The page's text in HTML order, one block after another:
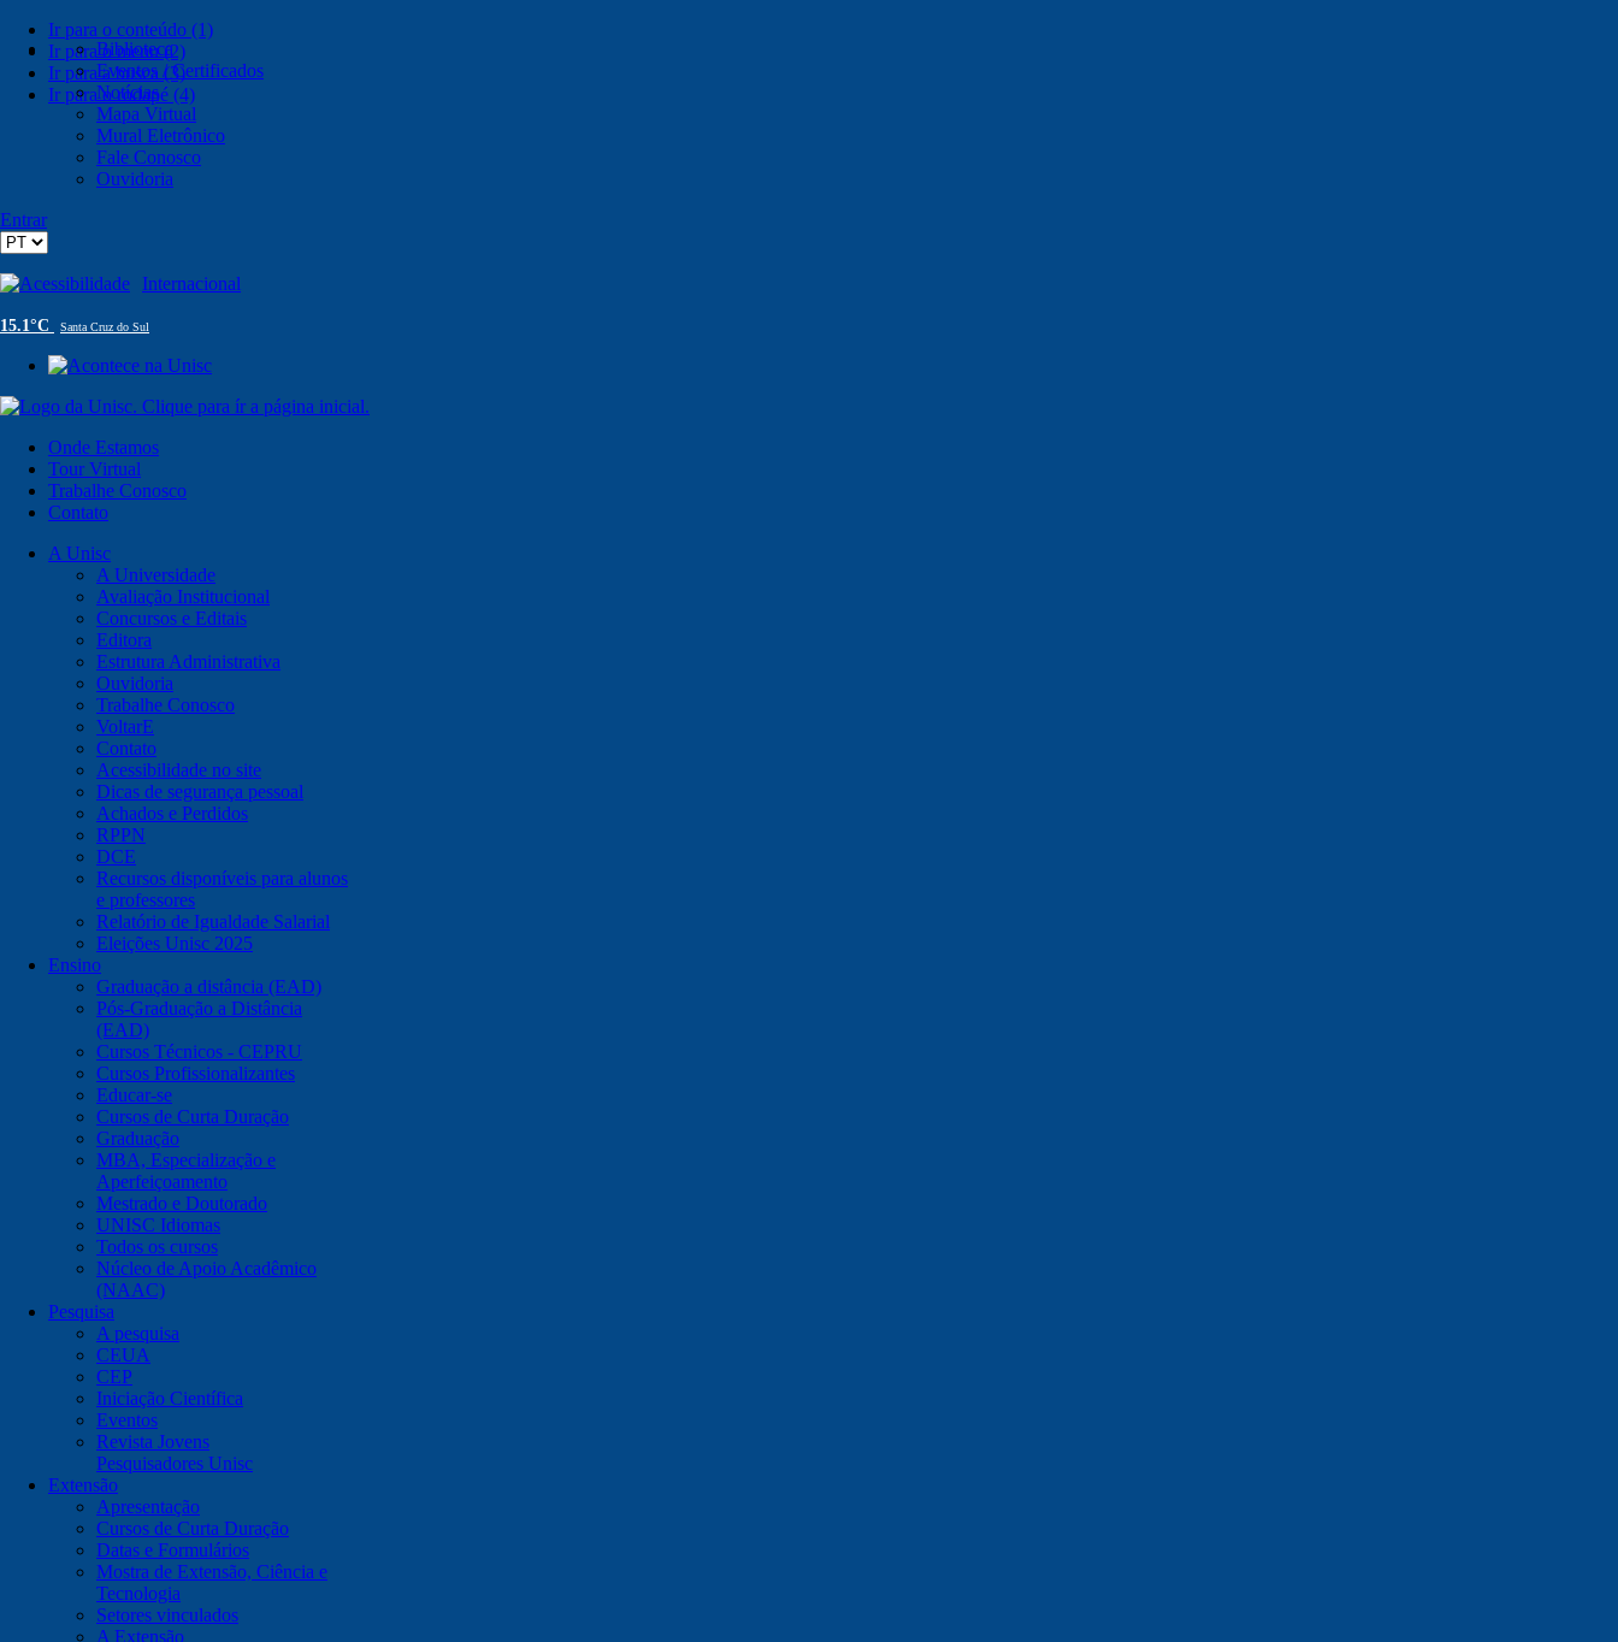
Ir para o conteúdo (1)
Ir para o menu (2)
Ir para a busca (3)
Ir para o rodapé (4)
Biblioteca
Eventos / Certificados
Notícias
Mapa Virtual
Mural Eletrônico
Fale Conosco
Ouvidoria
Entrar
Acessibilidade Internacional
15.1°C Santa Cruz do Sul
Onde Estamos
Tour Virtual
Trabalhe Conosco
Contato
A Unisc
A Universidade
Avaliação Institucional
Concursos e Editais
Editora
Estrutura Administrativa
Ouvidoria
Trabalhe Conosco
VoltarE
Contato
Acessibilidade no site
Dicas de segurança pessoal
Achados e Perdidos
RPPN
DCE
Recursos disponíveis para alunos
e professores
Relatório de Igualdade Salarial
Eleições Unisc 2025
Ensino
Graduação a distância (EAD)
Pós-Graduação a Distância
(EAD)
Cursos Técnicos - CEPRU
Cursos Profissionalizantes
Educar-se
Cursos de Curta Duração
Graduação
MBA, Especialização e
Aperfeiçoamento
Mestrado e Doutorado
UNISC Idiomas
Todos os cursos
Núcleo de Apoio Acadêmico
(NAAC)
Pesquisa
A pesquisa
CEUA
CEP
Iniciação Científica
Eventos
Revista Jovens
Pesquisadores Unisc
Extensão
Apresentação
Cursos de Curta Duração
Datas e Formulários
Mostra de Extensão, Ciência e
Tecnologia
Setores vinculados
A Extensão